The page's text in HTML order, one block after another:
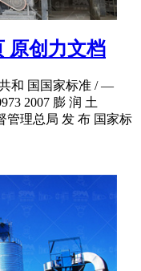
原创力文档
和 国国家标准 / —
2007 膨 润 土
管理总局 发 布 国家标